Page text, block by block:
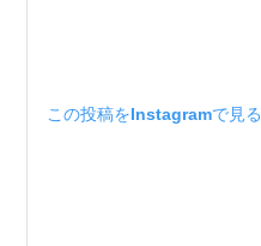
この投稿をInstagramで見る